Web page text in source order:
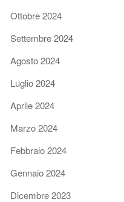
Ottobre 2024
Settembre 2024
Agosto 2024
Luglio 2024
Aprile 2024
Marzo 2024
Febbraio 2024
Gennaio 2024
Dicembre 2023